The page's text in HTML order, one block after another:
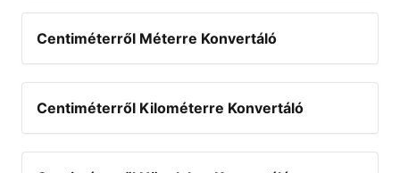
Centiméterről Méterre Konvertáló
Centiméterről Kilométerre Konvertáló